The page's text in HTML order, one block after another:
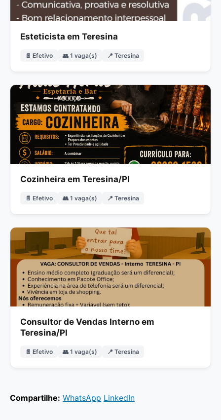
Esteticista em Teresina
📄 Efetivo 👥 1 vaga(s) 📍 Teresina
Cozinheira em Teresina/PI
📄 Efetivo 👥 1 vaga(s) 📍 Teresina
Consultor de Vendas Interno em
Teresina/PI
📄 Efetivo 👥 1 vaga(s) 📍 Teresina
Compartilhe: WhatsApp LinkedIn